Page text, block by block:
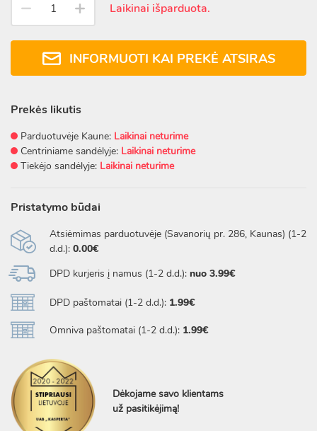
Laikinai išparduota.
INFORMUOTI KAI PREKĖ ATSIRAS
Prekės likutis
Parduotuvėje Kaune: Laikinai neturime
Centriniame sandėlyje: Laikinai neturime
Tiekėjo sandėlyje: Laikinai neturime
Pristatymo būdai
Atsiėmimas parduotuvėje (Savanorių pr. 286, Kaunas) (1-2
d.d.): 0.00€
DPD kurjeris į namus (1-2 d.d.): nuo 3.99€
DPD paštomatai (1-2 d.d.): 1.99€
Omniva paštomatai (1-2 d.d.): 1.99€
Dėkojame savo klientams
už pasitikėjimą!